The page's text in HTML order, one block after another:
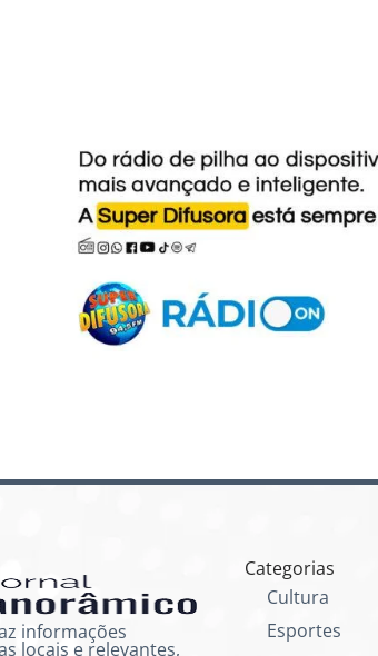
informações
locais e relevantes,
Categorias
Cultura
Esportes